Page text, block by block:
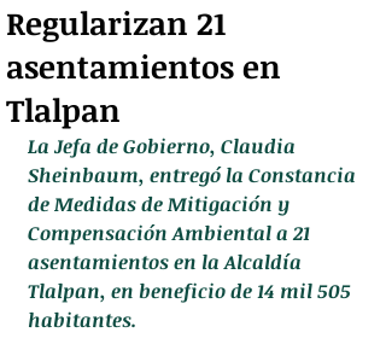
Regularizan 21
asentamientos en
Tlalpan
La Jefa de Gobierno, Claudia
Sheinbaum, entregó la Constancia
de Medidas de Mitigación y
Compensación Ambiental a 21
asentamientos en la Alcaldía
Tlalpan, en beneficio de 14 mil 505
habitantes.